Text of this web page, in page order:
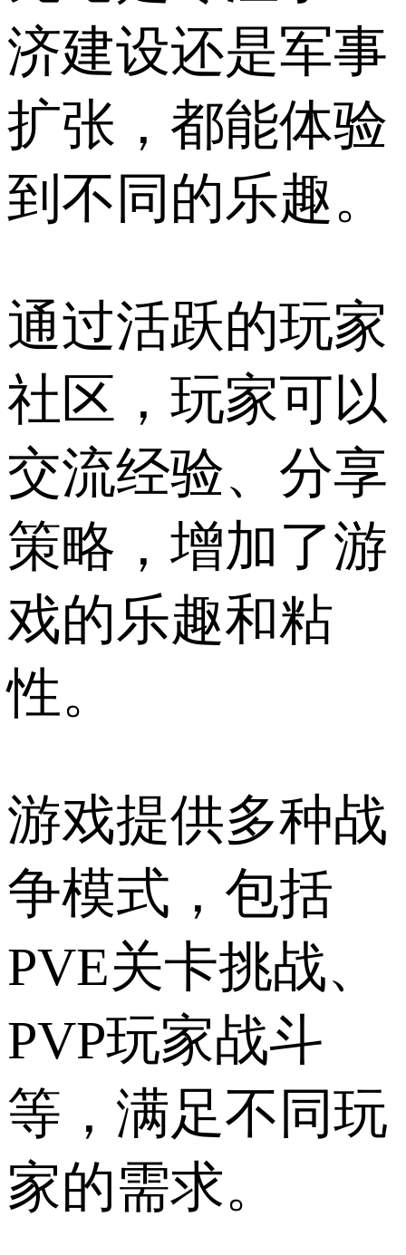
济建设还是军事
扩张，都能体验
到不同的乐趣。
通过活跃的玩家
社区，玩家可以
交流经验、分享
策略，增加了游
戏的乐趣和粘
性。
游戏提供多种战
争模式，包括
PVE关卡挑战、
PVP玩家战斗
等，满足不同玩
家的需求。